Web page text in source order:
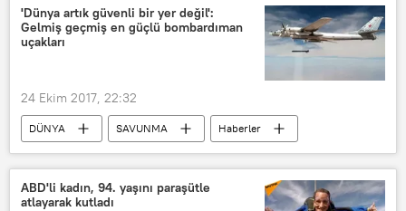
İsrail
Lübnan
İran
Hüseyin Şeyhülislam
Rusya
'Dünya artık güvenli bir yer değil':
Gelmiş geçmiş en güçlü bombardıman
uçakları
24 Ekim 2017, 22:32
DÜNYA SAVUNMA
Haberler
Rusya
ABD
Bombardıman uçakları
Bombardıman
ABD'li kadın, 94. yaşını paraşütle
atlayarak kutladı